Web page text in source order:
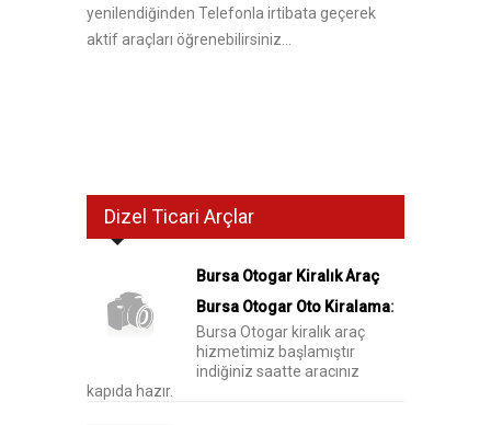
yenilendiğinden Telefonla irtibata geçerek
aktif araçları öğrenebilirsiniz...
Dizel Ticari Arçlar
Bursa Otogar Kiralık Araç
Bursa Otogar Oto Kiralama:
Bursa Otogar kiralık araç
hizmetimiz başlamıştır
indiğiniz saatte aracınız
kapıda hazır.